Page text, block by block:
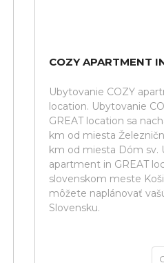
COZY APARTMENT
Ubytovanie COZY
location. Ubytovanie
GREAT location sa
km od miesta
km od miesta Dóm sv.
apartment in GREAT
slovenskom meste
môžete naplánovať
Slovensku.